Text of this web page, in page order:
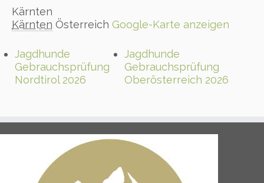
Kärnten
Kärnten Österreich Google-Karte anzeigen
Jagdhunde
Gebrauchsprüfung
Nordtirol 2026
Jagdhunde
Gebrauchsprüfung
Oberösterreich 2026